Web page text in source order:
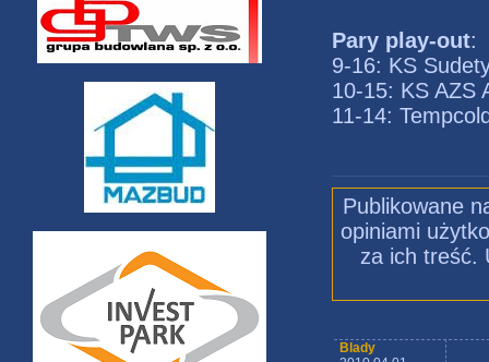
Pary play-out:
9-16: KS
10-15: KS AZS
11-14:
Publikowane
opiniami
za ich treść.
Blady